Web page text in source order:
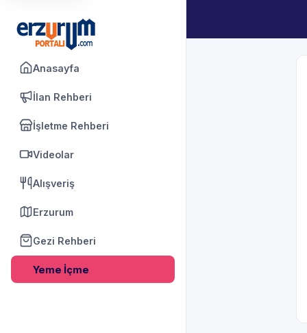
Anasayfa
İlan Rehberi
İşletme Rehberi
Videolar
Alışveriş
Erzurum
Gezi Rehberi
Yeme İçme